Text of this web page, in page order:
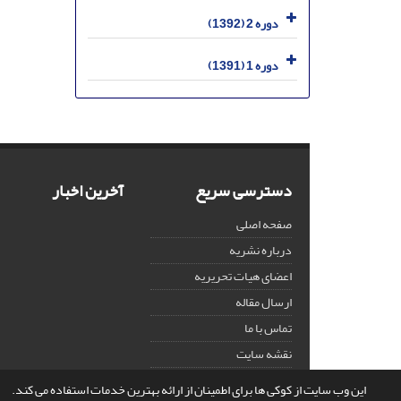
این وب سایت از کوکی ها برای اطمینان از ارائه بهترین خدمات استفاده می کند.
دوره 2 (1392)
دوره 1 (1391)
دسترسی سریع
صفحه اصلی
درباره نشریه
اعضای هیات تحریریه
ارسال مقاله
تماس با ما
نقشه سایت
آخرین اخبار